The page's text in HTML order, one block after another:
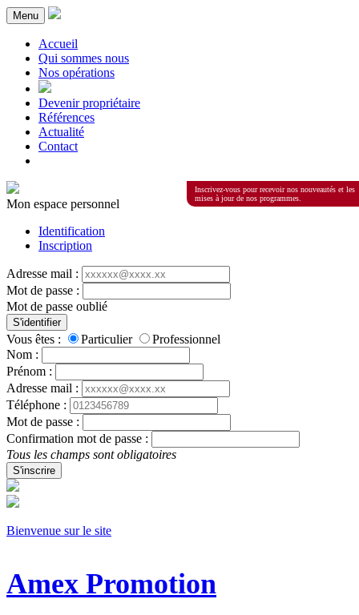
Menu
Accueil
Qui sommes nous
Nos opérations
Devenir propriétaire
Références
Actualité
Contact
Inscrivez-vous pour recevoir nos nouveautés et les
mises à jour de nos programmes.
Mon espace personnel
Identification
Inscription
Adresse mail :
Mot de passe :
Mot de passe oublié
S'identifier
Vous êtes : Particulier
Professionnel
Nom :
Prénom :
Adresse mail :
Téléphone :
Mot de passe :
Confirmation mot de passe :
Tous les champs sont obligatoires
S'inscrire
Bienvenue sur le site
Amex Promotion